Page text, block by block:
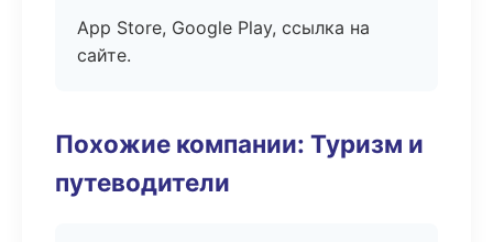
App Store, Google Play, ссылка на
сайте.
Похожие компании: Туризм и
путеводители